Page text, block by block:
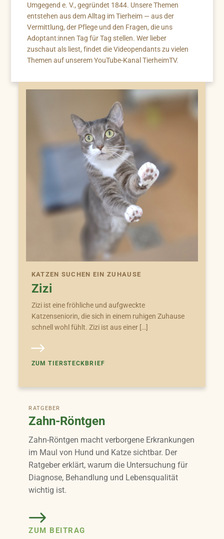
Umgegend e. V., gegründet 1844. Unsere Themen
entstehen aus dem Alltag im Tierheim — aus der
Vermittlung, der Pflege und den Fragen, die uns
Adoptant:innen Tag für Tag stellen. Wer lieber
zuschaut als liest, findet die Videopendants zu vielen
Themen auf unserem YouTube-Kanal TierheimTV.
KATZEN SUCHEN EIN ZUHAUSE
Zizi
Zizi ist eine fröhliche und aufgweckte
Katzenseniorin, die sich in einem ruhigen Zuhause
schnell wohl fühlt. Zizi ist aus einer […]
ZUM TIERSTECKBRIEF
RATGEBER
Zahn-Röntgen
Zahn-Röntgen macht verborgene Erkrankungen
im Maul von Hund und Katze sichtbar. Der
Ratgeber erklärt, warum die Untersuchung für
Diagnose, Behandlung und Lebensqualität
wichtig ist.
ZUM BEITRAG